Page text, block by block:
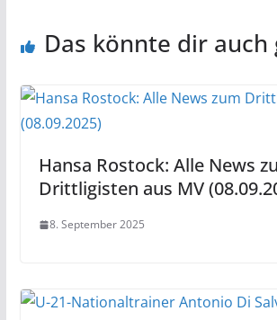
Das könnte dir auch
Hansa Rostock: Alle News
Drittligisten aus MV
8. September 2025